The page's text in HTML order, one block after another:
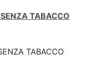
TABACCO
TABACCO